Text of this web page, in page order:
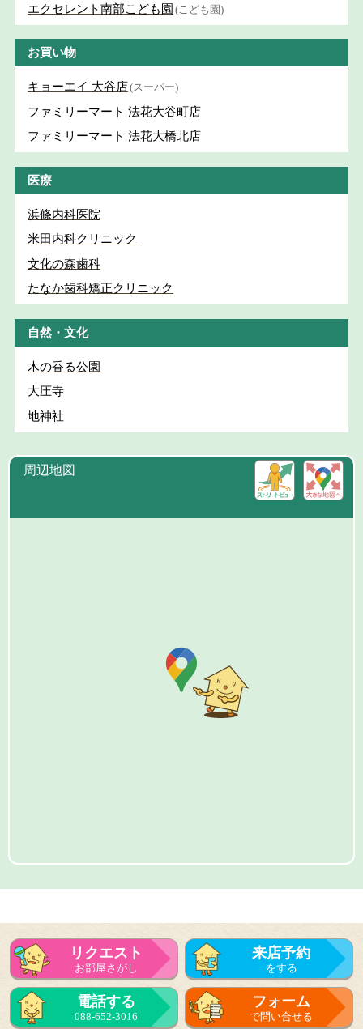
エクセレント南部こども園 (こども園)
お買い物
キョーエイ 大谷店(スーパー)
ファミリーマート 法花大谷町店
ファミリーマート 法花大橋北店
医療
浜條内科医院
米田内科クリニック
文化の森歯科
たなか歯科矯正クリニック
自然・文化
木の香る公園
大圧寺
地神社
周辺地図
リクエスト
お部屋さがし
来店予約
をする
電話する
088-652-3016
フォーム
で問い合せる